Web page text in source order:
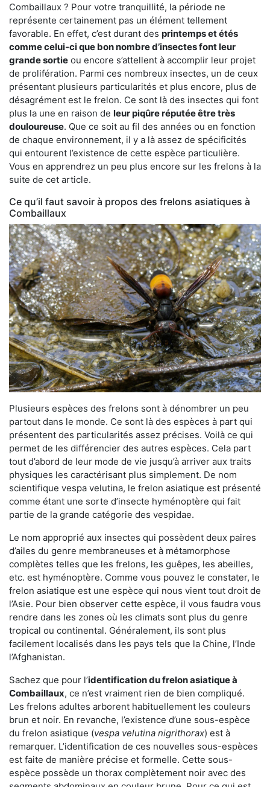
Combaillaux ? Pour votre tranquillité, la période ne
représente certainement pas un élément tellement
favorable. En effet, c’est durant des printemps et étés
comme celui-ci que bon nombre d’insectes font leur
grande sortie ou encore s’attellent à accomplir leur projet
de prolifération. Parmi ces nombreux insectes, un de ceux
présentant plusieurs particularités et plus encore, plus de
désagrément est le frelon. Ce sont là des insectes qui font
plus la une en raison de leur piqûre réputée être très
douloureuse. Que ce soit au fil des années ou en fonction
de chaque environnement, il y a là assez de spécificités
qui entourent l’existence de cette espèce particulière.
Vous en apprendrez un peu plus encore sur les frelons à la
suite de cet article.
Ce qu’il faut savoir à propos des frelons asiatiques à
Combaillaux
Plusieurs espèces des frelons sont à dénombrer un peu
partout dans le monde. Ce sont là des espèces à part qui
présentent des particularités assez précises. Voilà ce qui
permet de les différencier des autres espèces. Cela part
tout d’abord de leur mode de vie jusqu’à arriver aux traits
physiques les caractérisant plus simplement. De nom
scientifique vespa velutina, le frelon asiatique est présenté
comme étant une sorte d’insecte hyménoptère qui fait
partie de la grande catégorie des vespidae.
Le nom approprié aux insectes qui possèdent deux paires
d’ailes du genre membraneuses et à métamorphose
complètes telles que les frelons, les guêpes, les abeilles,
etc. est hyménoptère. Comme vous pouvez le constater, le
frelon asiatique est une espèce qui nous vient tout droit de
l’Asie. Pour bien observer cette espèce, il vous faudra vous
rendre dans les zones où les climats sont plus du genre
tropical ou continental. Généralement, ils sont plus
facilement localisés dans les pays tels que la Chine, l’Inde
l’Afghanistan.
Sachez que pour l’identification du frelon asiatiqueà
Combaillaux, ce n’est vraiment rien de bien compliqué.
Les frelons adultes arborent habituellement les couleurs
brun et noir. En revanche, l’existence d’une sous-espèce
du frelon asiatique (vespa velutina nigrithorax) est à
remarquer. L’identification de ces nouvelles sous-espèces
est faite de manière précise et formelle. Cette sous-
espèce possède un thorax complètement noir avec des